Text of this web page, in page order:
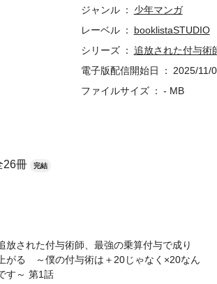
26冊 完結
放された付与術師、最強の乗算付与で成り
上がる ～僕の付与術は＋20じゃなく×20なん
す～ 第1話
ジャンル
少年マンガ
レーベル
booklistaSTUDIO
シリーズ
追放された付与術
電子版配信開始日
2025/11/
ファイルサイズ
- MB